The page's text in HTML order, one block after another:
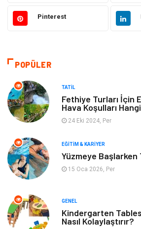
Gündem
Dekorasyon
Tatil
Alışveriş Gençlik
Genel Kültür
Metal Evlilik
Yeme & İçme Anne
Pinterest
POPÜLER
TATIL
Fethiye Turları İçin
Hava Koşulları
24 Eki 2024, Per
EĞITIM & KARIYER
Yüzmeye Başlarken
15 Oca 2026, Per
GENEL
Kindergarten
Nasıl Kolaylaştırır?